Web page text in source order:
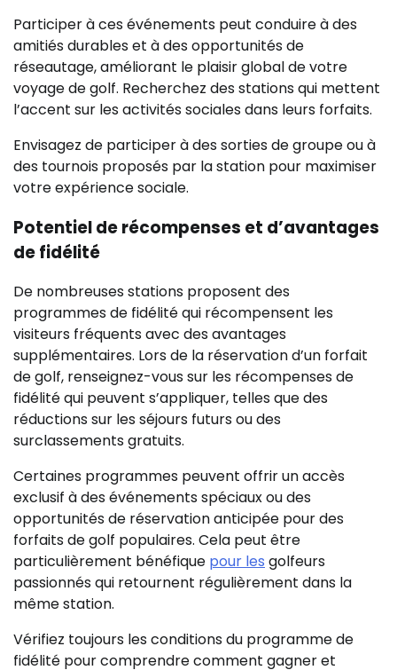
Participer à ces événements peut conduire à des
amitiés durables et à des opportunités de
réseautage, améliorant le plaisir global de votre
voyage de golf. Recherchez des stations qui mettent
l’accent sur les activités sociales dans leurs forfaits.
Envisagez de participer à des sorties de groupe ou à
des tournois proposés par la station pour maximiser
votre expérience sociale.
Potentiel de récompenses et d’avantages
de fidélité
De nombreuses stations proposent des
programmes de fidélité qui récompensent les
visiteurs fréquents avec des avantages
supplémentaires. Lors de la réservation d’un forfait
de golf, renseignez-vous sur les récompenses de
fidélité qui peuvent s’appliquer, telles que des
réductions sur les séjours futurs ou des
surclassements gratuits.
Certaines programmes peuvent offrir un accès
exclusif à des événements spéciaux ou des
opportunités de réservation anticipée pour des
forfaits de golf populaires. Cela peut être
particulièrement bénéfique pour les golfeurs
passionnés qui retournent régulièrement dans la
même station.
Vérifiez toujours les conditions du programme de
fidélité pour comprendre comment gagner et